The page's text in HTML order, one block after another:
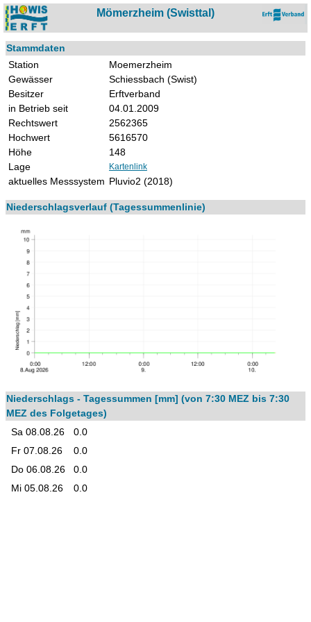
Mömerzheim (Swisttal)
Stammdaten
Station
Moemerzheim
Gewässer
Schiessbach (Swist)
Besitzer
Erftverband
in Betrieb seit
04.01.2009
Rechtswert
2562365
Hochwert
5616570
Höhe
148
Lage
Kartenlink
aktuelles Messsystem Pluvio2 (2018)
Niederschlagsverlauf (Tagessummenlinie)
Niederschlags - Tagessummen [mm] (von 7:30 MEZ bis 7:30
MEZ des Folgetages)
Sa 08.08.26
0.0
Fr 07.08.26
0.0
Do 06.08.26
0.0
Mi 05.08.26
0.0